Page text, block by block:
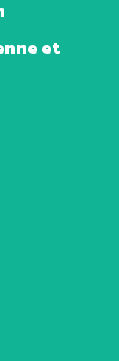
et